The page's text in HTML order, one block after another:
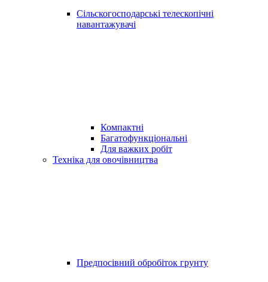
Сільскогосподарські телескопічні
навантажувачі
Компактні
Багатофункціональні
Для важких робіт
Техніка для овочівництва
Предпосівний обробіток грунту